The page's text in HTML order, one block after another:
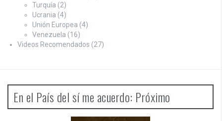
Turquía (2)
Ucrania (4)
Unión Europea (4)
Venezuela (16)
Videos Recomendados (27)
En el País del sí me acuerdo: Próximo